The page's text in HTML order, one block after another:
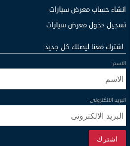
انشاء حساب معرض سيارات
تسجيل دخول معرض سيارات
اشترك معنا ليصلك كل جديد
الاسم:
البريد الالكترونى:
اشترك